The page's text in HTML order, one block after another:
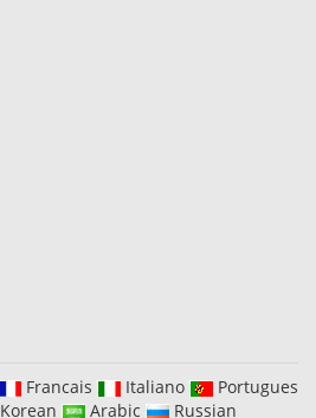
Francais Italiano
Portugues
Korean Arabic Russian